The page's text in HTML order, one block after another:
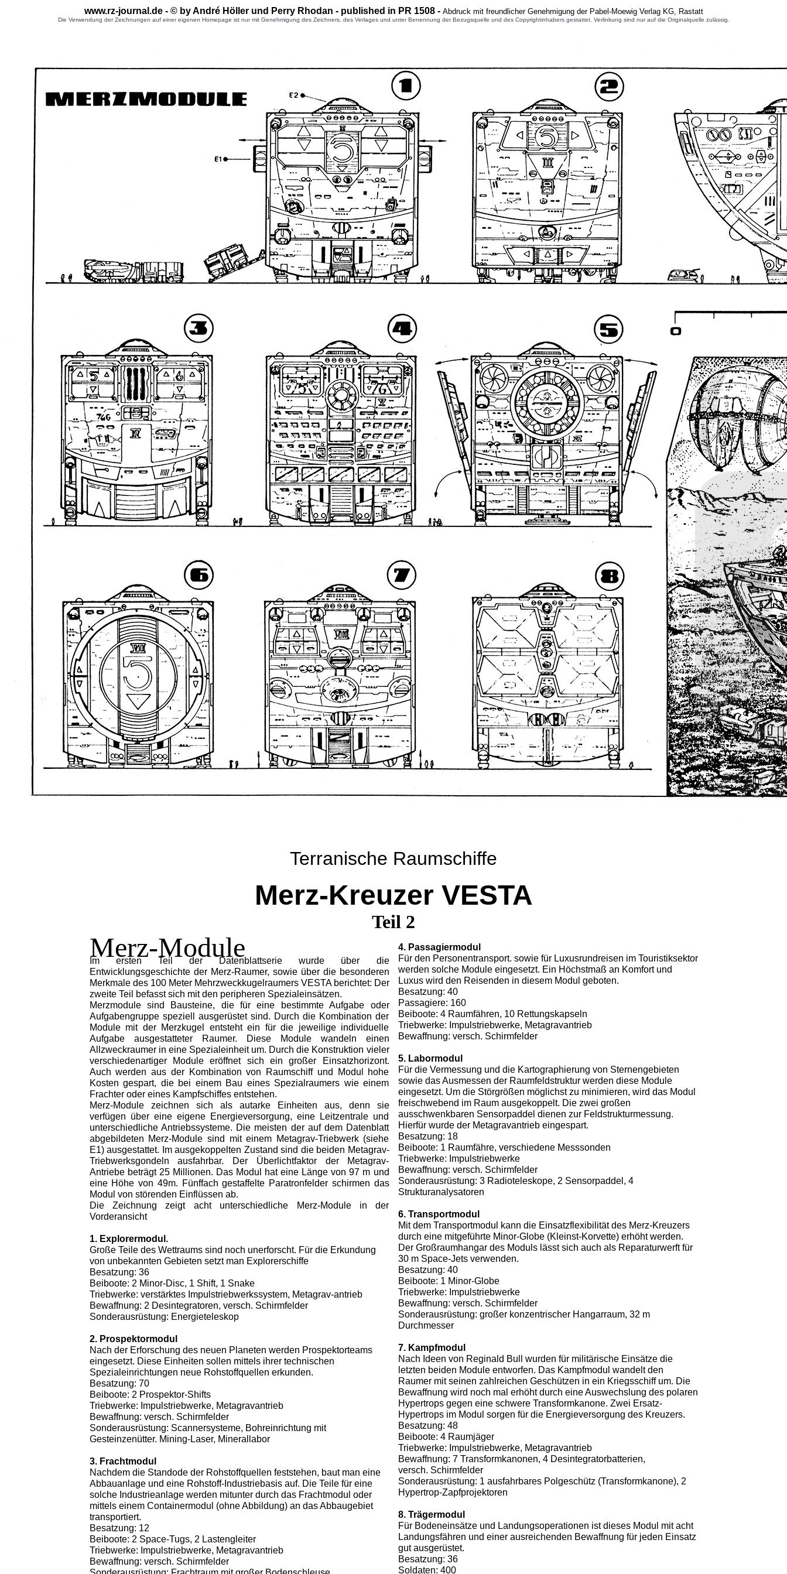
www.rz-journal.de - © by André Höller und Perry Rhodan - published in PR 1508 - Abdruck mit freundlicher Genehmigung der Pabel-Moewig Verlag KG, Rastatt
Die Verwendung der Zeichnungen auf einer eigenen Homepage ist nur mit Genehmigung des Zeichners, des Verlages und unter Benennung der Bezugsquelle und des Copyrightinhabers gestattet. Verlinkung sind nur auf die Originalquelle zulässig.
Terranische Raumschiffe
Merz-Kreuzer VESTA
Teil 2
Merz-Module
Im ersten Teil der Datenblattserie wurde über die
Entwicklungsgeschichte der Merz-Raumer, sowie über die besonderen
Merkmale des 100 Meter Mehrzweckkugelraumers VESTA berichtet: Der
zweite Teil befasst sich mit den peripheren Spezialeinsätzen.
Merzmodule sind Bausteine, die für eine bestimmte Aufgabe oder
Aufgabengruppe speziell ausgerüstet sind. Durch die Kombination der
Module mit der Merzkugel entsteht ein für die jeweilige individuelle
Aufgabe ausgestatteter Raumer. Diese Module wandeln einen
Allzweckraumer in eine Spezialeinheit um. Durch die Konstruktion vieler
verschiedenartiger Module eröffnet sich ein großer Einsatzhorizont.
Auch werden aus der Kombination von Raumschiff und Modul hohe
Kosten gespart, die bei einem Bau eines Spezialraumers wie einem
Frachter oder eines Kampfschiffes entstehen.
Merz-Module zeichnen sich als autarke Einheiten aus, denn sie
verfügen über eine eigene Energieversorgung, eine Leitzentrale und
unterschiedliche Antriebssysteme. Die meisten der auf dem Datenblatt
abgebildeten Merz-Module sind mit einem Metagrav-Triebwerk (siehe
E1) ausgestattet. Im ausgekoppelten Zustand sind die beiden Metagrav-
Triebwerksgondeln ausfahrbar. Der Überlichtfaktor der Metagrav-
Antriebe beträgt 25 Millionen. Das Modul hat eine Länge von 97 m und
eine Höhe von 49m. Fünffach gestaffelte Paratronfelder schirmen das
Modul von störenden Einflüssen ab.
Die Zeichnung zeigt acht unterschiedliche Merz-Module in der
Vorderansicht
1. Explorermodul.
Große Teile des Wettraums sind noch unerforscht. Für die Erkundung
von unbekannten Gebieten setzt man Explorerschiffe
Besatzung: 36
Beiboote: 2 Minor-Disc, 1 Shift, 1 Snake
Triebwerke: verstärktes Impulstriebwerkssystem, Metagrav-antrieb
Bewaffnung: 2 Desintegratoren, versch. Schirmfelder
Sonderausrüstung: Energieteleskop
2. Prospektormodul
Nach der Erforschung des neuen Planeten werden Prospektorteams
eingesetzt. Diese Einheiten sollen mittels ihrer technischen
Spezialeinrichtungen neue Rohstoffquellen erkunden.
Besatzung: 70
Beiboote: 2 Prospektor-Shifts
Triebwerke: Impulstriebwerke, Metagravantrieb
Bewaffnung: versch. Schirmfelder
Sonderausrüstung: Scannersysteme, Bohreinrichtung mit
Gesteinzenütter. Mining-Laser, Minerallabor
3. Frachtmodul
Nachdem die Standode der Rohstoffquellen feststehen, baut man eine
Abbauanlage und eine Rohstoff-Industriebasis auf. Die Teile für eine
solche Industrieanlage werden mitunter durch das Frachtmodul oder
mittels einem Containermodul (ohne Abbildung) an das Abbaugebiet
transportiert.
Besatzung: 12
Beiboote: 2 Space-Tugs, 2 Lastengleiter
Triebwerke: Impulstriebwerke, Metagravantrieb
Bewaffnung: versch. Schirmfelder
4. Passagiermodul
Für den Personentransport. sowie für Luxusrundreisen im Touristiksektor
werden solche Module eingesetzt. Ein Höchstmaß an Komfort und
Luxus wird den Reisenden in diesem Modul geboten.
Besatzung: 40
Passagiere: 160
Beiboote: 4 Raumfähren, 10 Rettungskapseln
Triebwerke: Impulstriebwerke, Metagravantrieb
Bewaffnung: versch. Schirmfelder
5. Labormodul
Für die Vermessung und die Kartographierung von Sternengebieten
sowie das Ausmessen der Raumfeldstruktur werden diese Module
eingesetzt. Um die Störgrößen möglichst zu minimieren, wird das Modul
freischwebend im Raum ausgekoppelt. Die zwei großen
ausschwenkbaren Sensorpaddel dienen zur Feldstrukturmessung.
Hierfür wurde der Metagravantrieb eingespart.
Besatzung: 18
Beiboote: 1 Raumfähre, verschiedene Messsonden
Triebwerke: Impulstriebwerke
Bewaffnung: versch. Schirmfelder
Sonderausrüstung: 3 Radioteleskope, 2 Sensorpaddel, 4
Strukturanalysatoren
6. Transportmodul
Mit dem Transportmodul kann die Einsatzflexibilität des Merz-Kreuzers
durch eine mitgeführte Minor-Globe (Kleinst-Korvette) erhöht werden.
Der Großraumhangar des Moduls lässt sich auch als Reparaturwerft für
30 m Space-Jets verwenden.
Besatzung: 40
Beiboote: 1 Minor-Globe
Triebwerke: Impulstriebwerke
Bewaffnung: versch. Schirmfelder
Sonderausrüstung: großer konzentrischer Hangarraum, 32 m
Durchmesser
7. Kampfmodul
Nach Ideen von Reginald Bull wurden für militärische Einsätze die
letzten beiden Module entworfen. Das Kampfmodul wandelt den
Raumer mit seinen zahlreichen Geschützen in ein Kriegsschiff um. Die
Bewaffnung wird noch mal erhöht durch eine Auswechslung des polaren
Hypertrops gegen eine schwere Transformkanone. Zwei Ersatz-
Hypertrops im Modul sorgen für die Energieversorgung des Kreuzers.
Besatzung: 48
Beiboote: 4 Raumjäger
Triebwerke: Impulstriebwerke, Metagravantrieb
Bewaffnung: 7 Transformkanonen, 4 Desintegratorbatterien,
versch. Schirmfelder
Sonderausrüstung: 1 ausfahrbares Polgeschütz (Transformkanone), 2
Hypertrop-Zapfprojektoren
8. Trägermodul
Für Bodeneinsätze und Landungsoperationen ist dieses Modul mit acht
Landungsfähren und einer ausreichenden Bewaffnung für jeden Einsatz
gut ausgerüstet.
Besatzung: 36
Soldaten: 400